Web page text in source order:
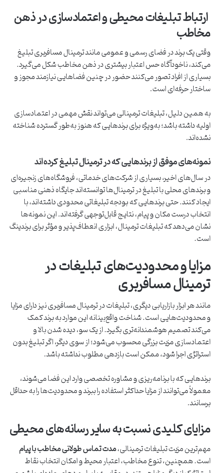
ارتباط تبلیغات محیطی و اعتمادسازی در ذهن
مخاطب
وقتی یک برند در فضای رسمی و عمومی مانند ترمینال مسافربری تبلیغ
می‌کند، ناخودآگاه حس اعتبار بیشتری در ذهن مخاطب شکل می‌گیرد.
بسیاری از افراد تصور می‌کنند حضور در چنین فضاهایی نیازمند مجوز و
ساختار حرفه‌ای است.
به همین دلیل، تبلیغات ترمینالی می‌تواند نقش مهمی در اعتمادسازی
اولیه داشته باشد؛ به‌ویژه برای برندهایی که هنوز به‌طور گسترده شناخته
نشده‌اند.
نمونه‌های موفق از برندهایی که در ترمینال تبلیغ کرده‌اند
در سال‌های اخیر، بسیاری از شرکت‌های خدماتی، فروشگاه‌های زنجیره‌ای
و برندهای محلی با تبلیغ در ترمینال‌ها توانسته‌اند جایگاه ذهنی مناسبی
ایجاد کنند. حتی برندهایی که بودجه تبلیغاتی محدودی داشته‌اند، با
انتخاب درست مکان و پیام، نتایج قابل‌توجهی گرفته‌اند. این نمونه‌ها
نشان می‌دهد که تبلیغات ترمینال، ابزاری انعطاف‌پذیر و مؤثر برای برندینگ
است.
مزایا و محدودیت‌های تبلیغات در
ترمینال مسافربری
مانند هر ابزار بازاریابی دیگری، تبلیغات در ترمینال مسافربری نیز دارای مزایا
و محدودیت‌هایی است. شناخت واقع‌بینانه این موارد به برند کمک
می‌کند تصمیم هوشمندانه‌تری بگیرد. از یک سو، دیده شدن بالا و
اعتمادسازی مزیت بزرگی محسوب می‌شود؛ از سوی دیگر، اگر تبلیغ بدون
استراتژی اجرا شود، ممکن است بازدهی مطلوب نداشته باشد.
برندهایی که با برنامه‌ریزی و مشاوره تخصصی وارد این فضا می‌شوند،
معمولاً می‌توانند از مزایا حداکثر استفاده را ببرند و محدودیت‌ها را به حداقل
برسانند.
مزایای کلیدی نسبت به سایر رسانه‌های محیطی
مهم‌ترین مزیت تبلیغات ترمینالی،مدت تماس طولانی مخاطب با پیام
است. همچنین، تنوع مخاطب، اعتبار محیط و امکان انتخاب نقاط